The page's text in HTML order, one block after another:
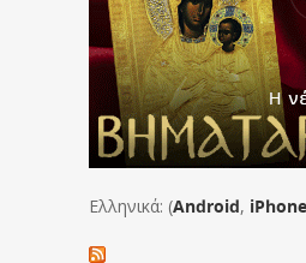
Ελληνικά: (Android, iPhone